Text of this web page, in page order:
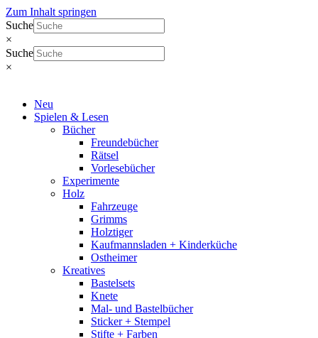
Zum Inhalt springen
Suche
×
Suche
×
Neu
Spielen & Lesen
Bücher
Freundebücher
Rätsel
Vorlesebücher
Experimente
Holz
Fahrzeuge
Grimms
Holztiger
Kaufmannsladen + Kinderküche
Ostheimer
Kreatives
Bastelsets
Knete
Mal- und Bastelbücher
Sticker + Stempel
Stifte + Farben